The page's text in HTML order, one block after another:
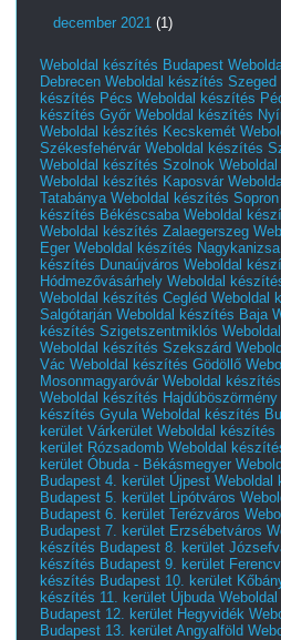
december 2021 (1)
Weboldal készítés Budapest
Debrecen Weboldal készítés Szeged
készítés Pécs Weboldal készítés
készítés Győr Weboldal készítés
Weboldal készítés Kecskemét
Székesfehérvár Weboldal készítés
Weboldal készítés Szolnok
Weboldal készítés Kaposvár
Tatabánya Weboldal készítés Sopron
készítés Békéscsaba Weboldal
Weboldal készítés Zalaegerszeg
Eger Weboldal készítés Nagykanizsa
készítés Dunaújváros Weboldal
Hódmezővásárhely Weboldal
Weboldal készítés Cegléd Weboldal
Salgótarján Weboldal készítés Baja
készítés Szigetszentmiklós
Weboldal készítés Szekszárd
Vác Weboldal készítés Gödöllő
Mosonmagyaróvár Weboldal
Weboldal készítés Hajdúböszörmény
készítés Gyula Weboldal készítés
kerület Várkerület Weboldal készítés
kerület Rózsadomb Weboldal
kerület Óbuda - Békásmegyer
Budapest 4. kerület Újpest Weboldal
Budapest 5. kerület Lipótváros
Budapest 6. kerület Terézváros
Budapest 7. kerület Erzsébetváros
készítés Budapest 8. kerület
készítés Budapest 9. kerület
készítés Budapest 10. kerület
készítés 11. kerület Újbuda
Budapest 12. kerület Hegyvidék
Budapest 13. kerület Angyalföld